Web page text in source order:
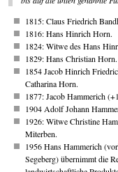
1815: Claus Friedrich
1816: Hans Hinrich Horn.
1824: Witwe des Hans
1829: Hans Christian Horn.
1854 Jacob Hinrich
Catharina Horn.
1877: Jacob Hammerich
1904 Adolf Johann
1926: Witwe Christine
Miterben.
1956 Hans Hammerich
Segeberg) übernimmt die